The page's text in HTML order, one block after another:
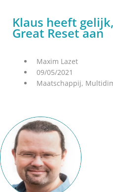
Klaus heeft
Great Reset aan
Maxim Lazet
09/05/2021
Maatschappij,